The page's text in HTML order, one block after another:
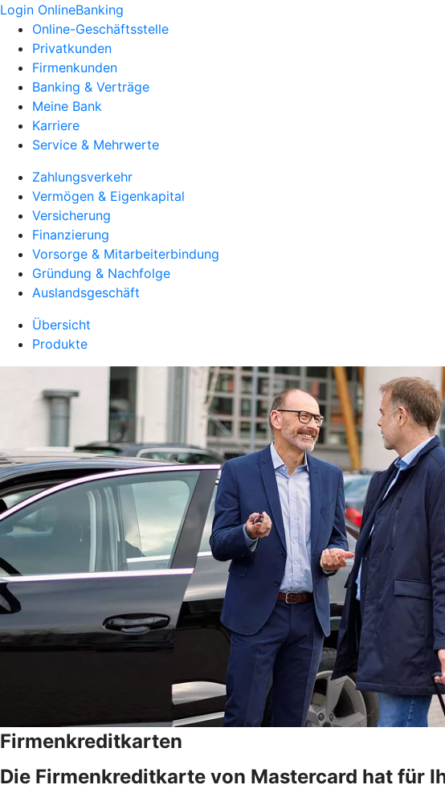
Login OnlineBanking
Online-Geschäftsstelle
Privatkunden
Firmenkunden
Banking & Verträge
Meine Bank
Karriere
Service & Mehrwerte
Zahlungsverkehr
Vermögen & Eigenkapital
Versicherung
Finanzierung
Vorsorge & Mitarbeiterbindung
Gründung & Nachfolge
Auslandsgeschäft
Übersicht
Produkte
Firmenkreditkarten
Die Firmenkreditkarte von Mastercard hat für